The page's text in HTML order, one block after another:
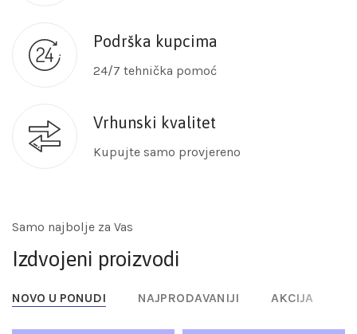
Podrška kupcima
24/7 tehnička pomoć
Vrhunski kvalitet
Kupujte samo provjereno
Samo najbolje za Vas
Izdvojeni proizvodi
NOVO U PONUDI NAJPRODAVANIJI AKCIJA